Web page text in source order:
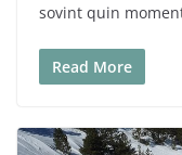
sovint quin
Read More